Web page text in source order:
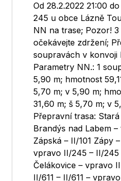
Od 28.2.2022 21:00
245 u obce Lázně
NN na trase; Pozor!
očekávejte zdržení;
soupravách v konvoji
Parametry NN.: 1
5,90 m; hmotnost
5,70 m; v 5,90 m;
31,60 m; š 5,70 m; v
Přepravní trasa:
Brandýs nad Labem
Zápská – II/101 Zápy
vpravo II/245 – II/245
Čelákovice – vpravo
II/611 – II/611 –